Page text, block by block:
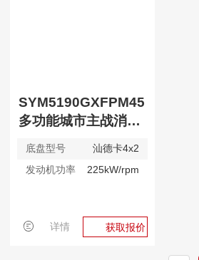
SYM5190GXFPM45
多功能城市主战消防车
底盘型号
汕德卡4x2
发动机功率
225kW/rpm
详情 获取报价